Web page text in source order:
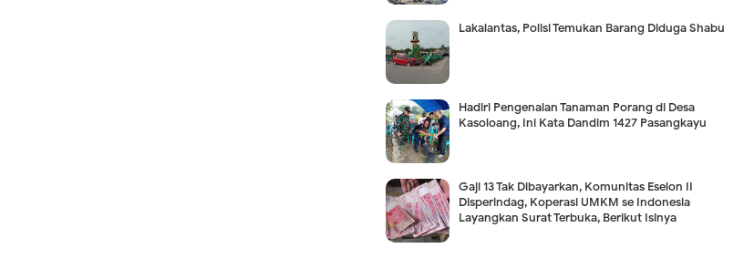
Lakalantas, Polisi Temukan Barang Diduga Shabu
Hadiri Pengenalan Tanaman Porang di Desa
Kasoloang, Ini Kata Dandim 1427 Pasangkayu
Gaji 13 Tak Dibayarkan, Komunitas Eselon II
Disperindag, Koperasi UMKM se Indonesia
Layangkan Surat Terbuka, Berikut Isinya